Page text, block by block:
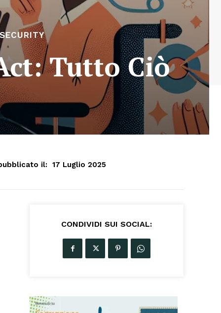
Tutto Ciò
il: 17 Luglio 2025
CONDIVIDI SUI SOCIAL: